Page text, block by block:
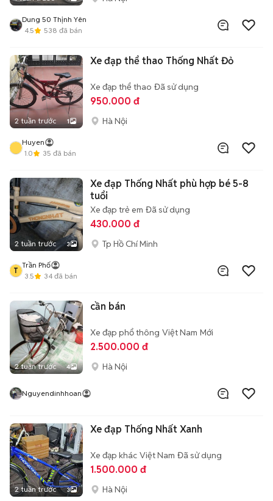
Dung 50 Thịnh Yên
4.5
538 đã bán
2 tuần trước 1
Xe đạp thể thao Thống Nhất Đỏ
Xe đạp thể thao Đã sử dụng
950.000 đ
Hà Nội
Huyen
1.0
35 đã bán
2 tuần trước 3
Xe đạp Thống Nhất phù hợp bé 5-8
tuổi
Xe đạp trẻ em Đã sử dụng
430.000 đ
Tp Hồ Chí Minh
T
Trần Phố
3.5
34 đã bán
2 tuần trước 4
cần bán
Xe đạp phổ thông Việt Nam Mới
2.500.000 đ
Hà Nội
Nguyendinhhoan
2 tuần trước 3
Xe đạp Thống Nhất Xanh
Xe đạp khác Việt Nam Đã sử dụng
1.500.000 đ
Hà Nội